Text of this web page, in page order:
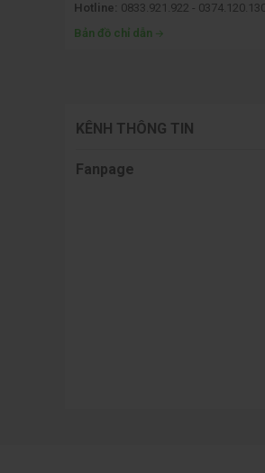
Hotline: 0833.921.922 -
Bản đồ chỉ dẫn
KÊNH THÔNG TIN
Fanpage